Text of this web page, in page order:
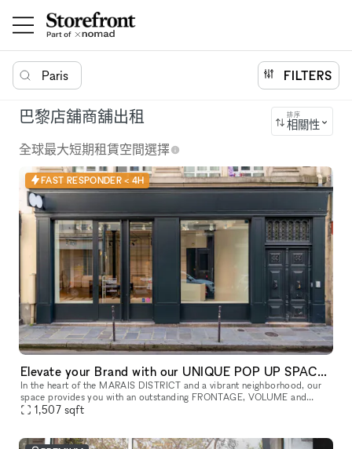
Paris FILTERS
巴黎店舖商舖出租 排序
相關性
全球最大短期租賃空間選擇
FAST RESPONDER < 4H
Elevate your Brand with our UNIQUE POP UP SPACE in PARIS Marais
In the heart of the MARAIS DISTRICT and a vibrant neighborhood, our
space provides you with an outstanding FRONTAGE, VOLUME and
1,507 sqft